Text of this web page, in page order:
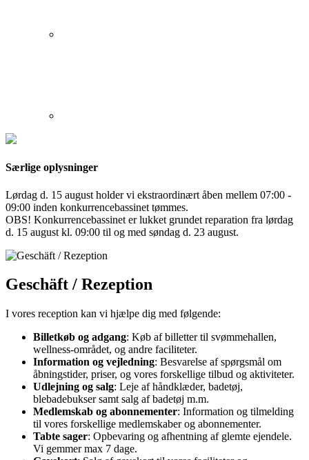
Særlige oplysninger
Lørdag d. 15 august holder vi ekstraordinært åben mellem 07:00 -
09:00 inden konkurrencebassinet tømmes.
OBS! Konkurrencebassinet er lukket grundet reparation fra lørdag
d. 15 august kl. 09:00 til og med søndag d. 23 august.
Geschäft / Rezeption
I vores reception kan vi hjælpe dig med følgende:
Billetkøb og adgang: Køb af billetter til svømmehallen,
wellness-området, og andre faciliteter.
Information og vejledning: Besvarelse af spørgsmål om
åbningstider, priser, og vores forskellige tilbud og aktiviteter.
Udlejning og salg: Leje af håndklæder, badetøj,
blebadebukser samt salg af badetøj m.m.
Medlemskab og abonnementer: Information og tilmelding
til vores forskellige medlemskaber og abonnementer.
Tabte sager: Opbevaring og afhentning af glemte ejendele.
Vi gemmer max 7 dage.